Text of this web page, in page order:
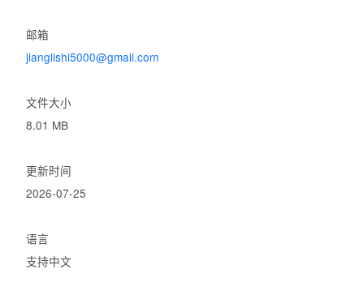
邮箱
jianglishi5000@gmail.com
文件大小
8.01 MB
更新时间
2026-07-25
语言
支持中文